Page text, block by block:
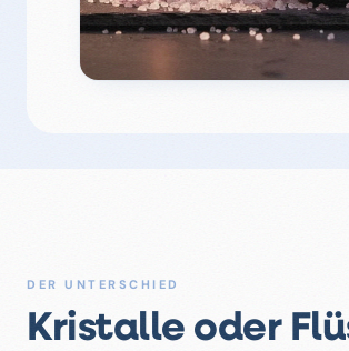
DER UNTERSCHIED
Kristalle oder